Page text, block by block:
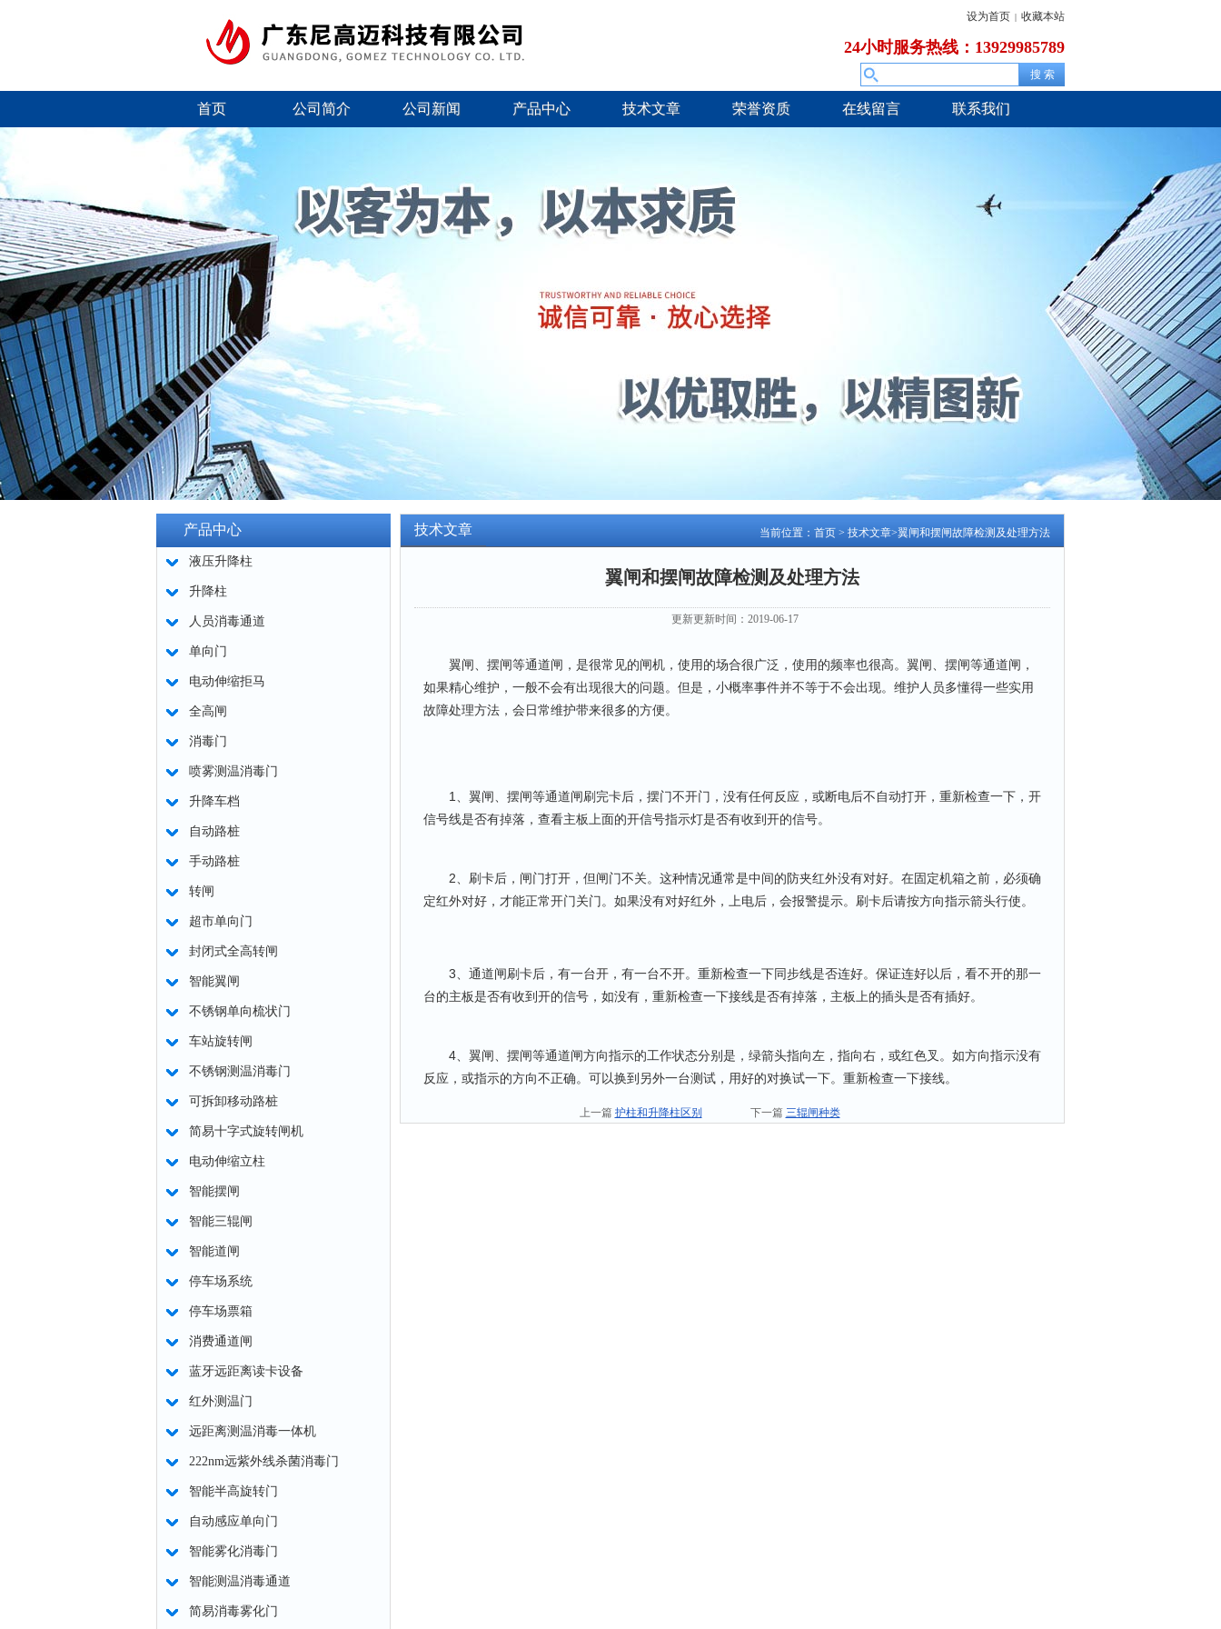
设为首页 | 收藏本站
24小时服务热线：13929985789
首页 公司简介 公司新闻 产品中心 技术文章 荣誉资质 在线留言 联系我们
产品中心
液压升降柱
升降柱
人员消毒通道
单向门
电动伸缩拒马
全高闸
消毒门
喷雾测温消毒门
升降车档
自动路桩
手动路桩
转闸
超市单向门
封闭式全高转闸
智能翼闸
不锈钢单向梳状门
车站旋转闸
不锈钢测温消毒门
可拆卸移动路桩
简易十字式旋转闸机
电动伸缩立柱
智能摆闸
智能三辊闸
智能道闸
停车场系统
停车场票箱
消费通道闸
蓝牙远距离读卡设备
红外测温门
远距离测温消毒一体机
222nm远紫外线杀菌消毒门
智能半高旋转门
自动感应单向门
智能雾化消毒门
智能测温消毒通道
简易消毒雾化门
当前位置： 首页 > 技术文章>翼闸和摆闸故障检测及处理方法
技术文章
翼闸和摆闸故障检测及处理方法
更新更新时间：2019-06-17
翼闸、摆闸等通道闸，是很常见的闸机，使用的场合很广泛，使用的频率也很高。翼闸、摆闸等通道闸，
如果精心维护，一般不会有出现很大的问题。但是，小概率事件并不等于不会出现。维护人员多懂得一些实用
故障处理方法，会日常维护带来很多的方便。
1、翼闸、摆闸等通道闸刷完卡后，摆门不开门，没有任何反应，或断电后不自动打开，重新检查一下，开
信号线是否有掉落，查看主板上面的开信号指示灯是否有收到开的信号。
2、刷卡后，闸门打开，但闸门不关。这种情况通常是中间的防夹红外没有对好。在固定机箱之前，必须确
定红外对好，才能正常开门关门。如果没有对好红外，上电后，会报警提示。刷卡后请按方向指示箭头行使。
3、通道闸刷卡后，有一台开，有一台不开。重新检查一下同步线是否连好。保证连好以后，看不开的那一
台的主板是否有收到开的信号，如没有，重新检查一下接线是否有掉落，主板上的插头是否有插好。
4、翼闸、摆闸等通道闸方向指示的工作状态分别是，绿箭头指向左，指向右，或红色叉。如方向指示没有
反应，或指示的方向不正确。可以换到另外一台测试，用好的对换试一下。重新检查一下接线。
上一篇 护柱和升降柱区别 下一篇 三辊闸种类